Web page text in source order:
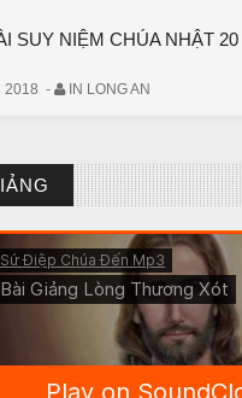
SUY NIỆM CHÚA NHẬT
2018 - IN LONG AN